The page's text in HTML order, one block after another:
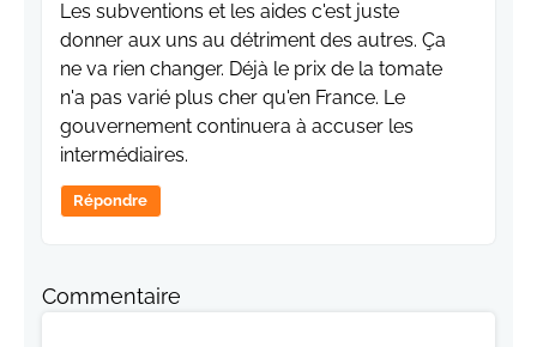
Les subventions et les aides c'est juste
donner aux uns au détriment des autres. Ça
ne va rien changer. Déjà le prix de la tomate
n'a pas varié plus cher qu'en France. Le
gouvernement continuera à accuser les
intermédiaires.
Répondre
Commentaire